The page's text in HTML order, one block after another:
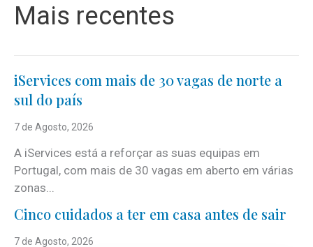
Mais recentes
iServices com mais de 30 vagas de norte a
sul do país
7 de Agosto, 2026
A iServices está a reforçar as suas equipas em
Portugal, com mais de 30 vagas em aberto em várias
zonas...
Cinco cuidados a ter em casa antes de sair
7 de Agosto, 2026